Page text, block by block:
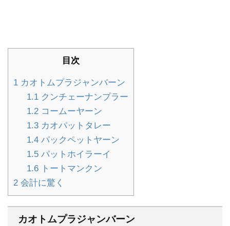
目次
1 カオトムプラジャンバーン
1.1クンチェーナンプラー
1.2コームーヤーン
1.3カオパットタレー
1.4パックペットヤーン
1.5パットホイラーイ
1.6トートマンクン
2 会計に驚く
カオトムプラジャンバーン